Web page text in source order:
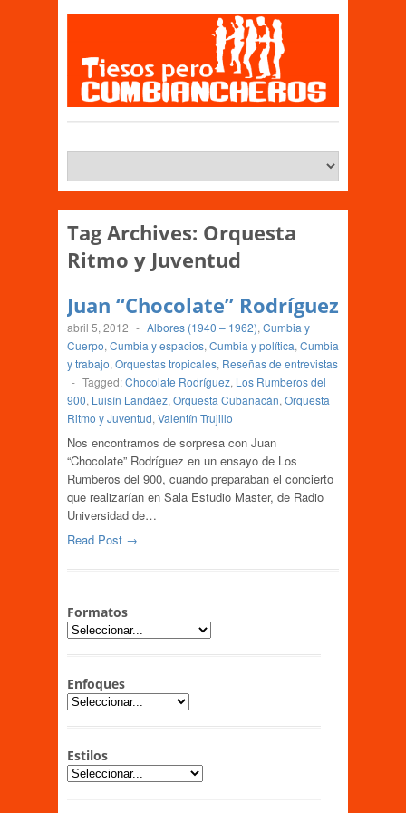
Tag Archives: Orquesta
Ritmo y Juventud
Juan “Chocolate” Rodríguez
abril 5, 2012 - Albores (1940 – 1962), Cumbia y
Cuerpo, Cumbia y espacios, Cumbia y política, Cumbia
y trabajo, Orquestas tropicales, Reseñas de entrevistas
- Tagged:Chocolate Rodríguez, Los Rumberos del
900, Luisín Landáez, Orquesta Cubanacán, Orquesta
Ritmo y Juventud, Valentín Trujillo
Nos encontramos de sorpresa con Juan
“Chocolate” Rodríguez en un ensayo de Los
Rumberos del 900, cuando preparaban el concierto
que realizarían en Sala Estudio Master, de Radio
Universidad de…
Read Post →
Formatos
Enfoques
Estilos